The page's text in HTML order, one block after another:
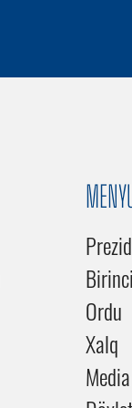
Ordu
Xalq
Media